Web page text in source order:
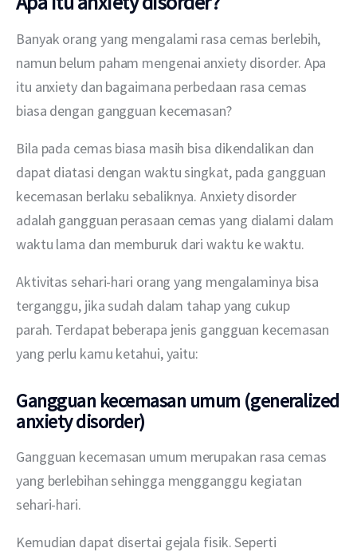
Banyak orang yang mengalami rasa cemas berlebih,
namun belum paham mengenai anxiety disorder. Apa
itu anxiety dan bagaimana perbedaan rasa cemas
biasa dengan gangguan kecemasan?
Bila pada cemas biasa masih bisa dikendalikan dan
dapat diatasi dengan waktu singkat, pada gangguan
kecemasan berlaku sebaliknya. Anxiety disorder
adalah gangguan perasaan cemas yang dialami dalam
waktu lama dan memburuk dari waktu ke waktu.
Aktivitas sehari-hari orang yang mengalaminya bisa
terganggu, jika sudah dalam tahap yang cukup
parah. Terdapat beberapa jenis gangguan kecemasan
yang perlu kamu ketahui, yaitu:
Gangguan kecemasan umum (generalized
anxiety disorder)
Gangguan kecemasan umum merupakan rasa cemas
yang berlebihan sehingga mengganggu kegiatan
sehari-hari.
Kemudian dapat disertai gejala fisik. Seperti